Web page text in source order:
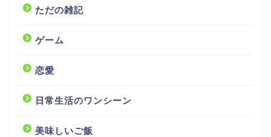
ただの雑記
ゲーム
恋愛
日常生活のワンシーン
美味しいご飯